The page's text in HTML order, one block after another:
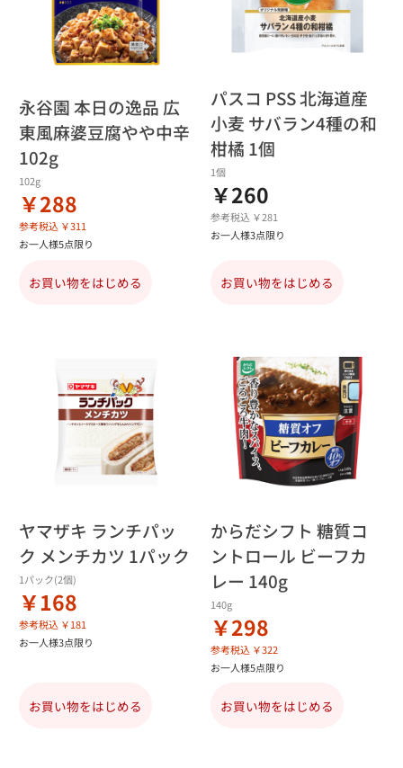
永谷園 本日の逸品 広
東風麻婆豆腐やや中辛
102g
102g
￥288
参考税込 ￥311
お一人様5点限り
お買い物をはじめる
パスコ PSS 北海道産
小麦 サバラン4種の和
柑橘 1個
1個
￥260
参考税込 ￥281
お一人様3点限り
お買い物をはじめる
ヤマザキ ランチパッ
ク メンチカツ 1パック
1パック(2個)
￥168
参考税込 ￥181
お一人様3点限り
お買い物をはじめる
からだシフト 糖質コ
ントロール ビーフカ
レー 140g
140g
￥298
参考税込 ￥322
お一人様5点限り
お買い物をはじめる